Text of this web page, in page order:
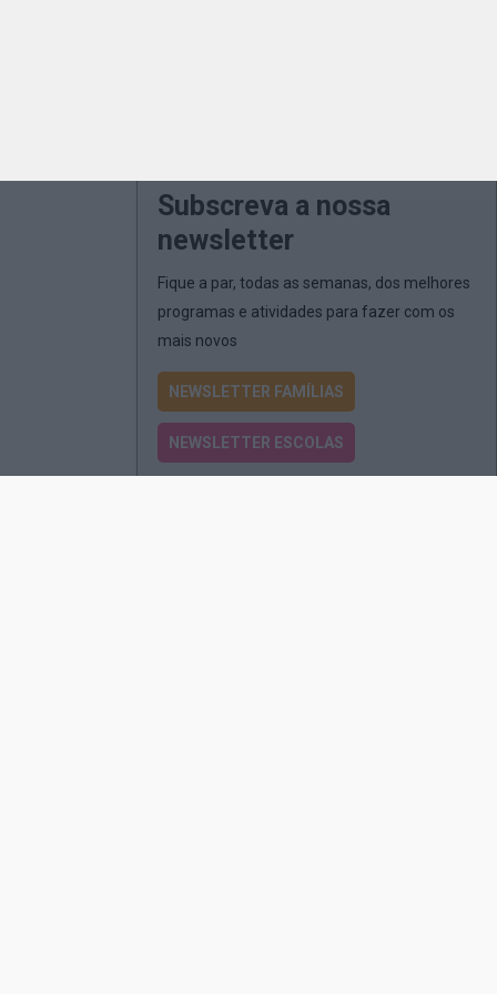
Subscreva a nossa
newsletter
Fique a par, todas as semanas, dos melhores
programas e atividades para fazer com os
mais novos
NEWSLETTER FAMÍLIAS
NEWSLETTER ESCOLAS